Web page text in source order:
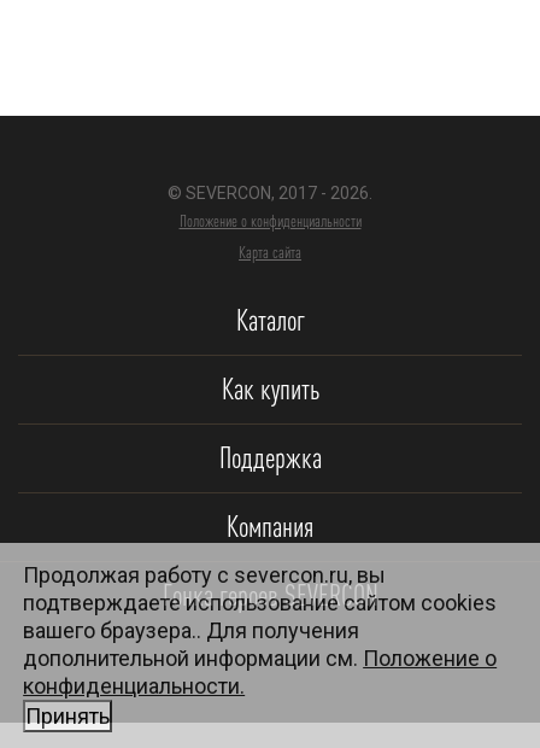
© SEVERCON, 2017 - 2026.
Положение о конфиденциальности
Карта сайта
Каталог
Как купить
Поддержка
Компания
Гонка героев SEVERCON
Продолжая работу с severcon.ru, вы
подтверждаете использование сайтом cookies
вашего браузера.. Для получения
дополнительной информации см. Положение о
конфиденциальности.
Принять